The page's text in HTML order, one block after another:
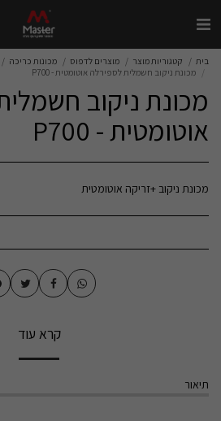
בית קטגוריות מוצר מוצרים לדפוס מכונות כריכה
מכונת ניקוב חשמלית לספירלה אוטומטית - P700
מכונת ניקוב
אוטומטית - P700
מכונת ניקוב +זריקה אוטומטית
קרא עוד
תיאור